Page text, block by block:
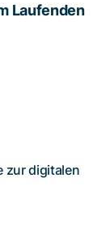
Laufenden
zur digitalen